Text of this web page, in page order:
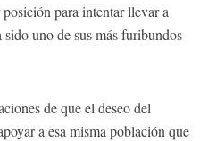
para intentar llevar a
uno de sus más furibundos
de que el deseo del
a esa misma población que